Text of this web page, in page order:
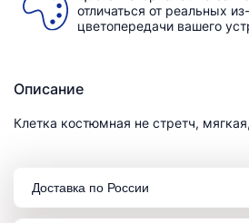
отличаться от реальных
цветопередачи вашего
Описание
Клетка костюмная не стретч,
Доставка по России